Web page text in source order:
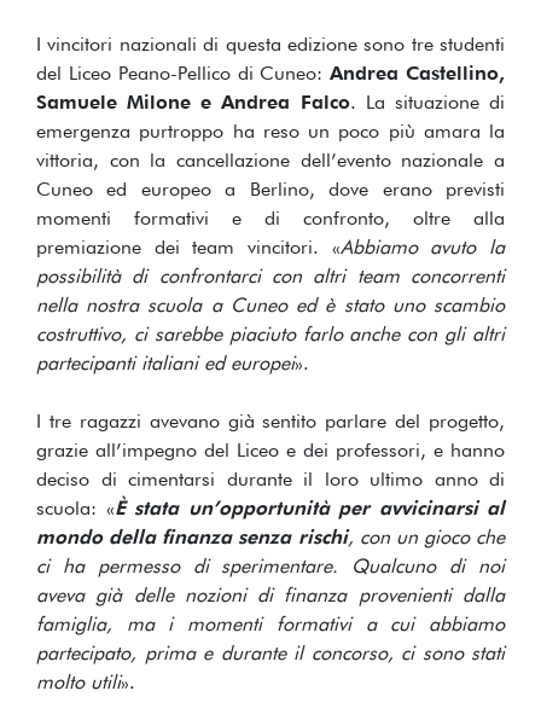
I vincitori nazionali di questa edizione sono tre studenti
del Liceo Peano-Pellico di Cuneo:Andrea Castellino,
Samuele Milone e Andrea Falco. La situazione di
emergenza purtroppo ha reso un poco più amara la
vittoria, con la cancellazione dell’evento nazionale a
Cuneo ed europeo a Berlino, dove erano previsti
momenti formativi e di confronto, oltre alla
premiazione dei team vincitori. «Abbiamo avuto la
possibilità di confrontarci con altri team concorrenti
nella nostra scuola a Cuneo ed è stato uno scambio
costruttivo, ci sarebbe piaciuto farlo anche con gli altri
partecipanti italiani ed europei».
I tre ragazzi avevano già sentito parlare del progetto,
grazie all’impegno del Liceo e dei professori, e hanno
deciso di cimentarsi durante il loro ultimo anno di
scuola: «È stata un’opportunità per avvicinarsi al
mondo della finanza senza rischi, con un gioco che
ci ha permesso di sperimentare. Qualcuno di noi
aveva già delle nozioni di finanza provenienti dalla
famiglia, ma i momenti formativi a cui abbiamo
partecipato, prima e durante il concorso, ci sono stati
molto utili».